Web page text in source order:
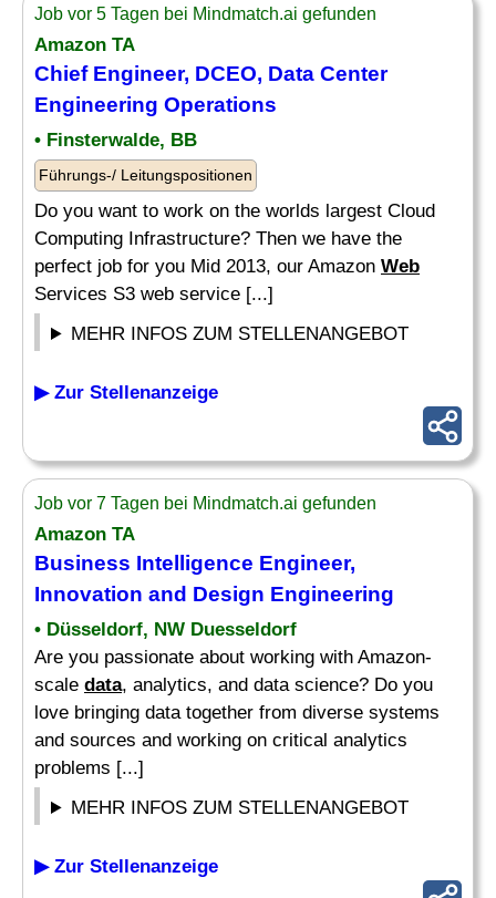
Job vor 5 Tagen bei Mindmatch.ai gefunden
Amazon TA
Chief Engineer, DCEO, Data Center
Engineering Operations
• Finsterwalde, BB
Führungs-/ Leitungspositionen
Do you want to work on the worlds largest Cloud
Computing Infrastructure? Then we have the
perfect job for you Mid 2013, our Amazon Web
Services S3 web service [...]
MEHR INFOS ZUM STELLENANGEBOT
▶ Zur Stellenanzeige
Job vor 7 Tagen bei Mindmatch.ai gefunden
Amazon TA
Business Intelligence Engineer,
Innovation and Design Engineering
• Düsseldorf, NW Duesseldorf
Are you passionate about working with Amazon-
scale data, analytics, and data science? Do you
love bringing data together from diverse systems
and sources and working on critical analytics
problems [...]
MEHR INFOS ZUM STELLENANGEBOT
▶ Zur Stellenanzeige